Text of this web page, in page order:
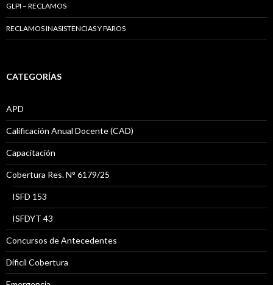
GLPI – RECLAMOS
RECLAMOS INASISTENCIAS Y PAROS
CATEGORÍAS
APD
Calificación Anual Docente (CAD)
Capacitación
Cobertura Res. N° 6179/25
ISFD 153
ISFDYT 43
Concursos de Antecedentes
Díficil Cobertura